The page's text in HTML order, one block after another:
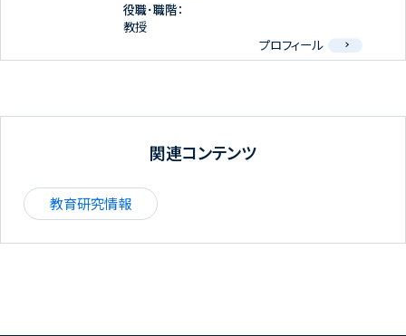
役職･職階：
教授
プロフィール
関連コンテンツ
教育研究情報